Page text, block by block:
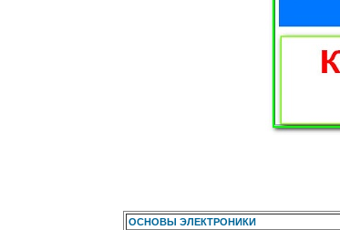
ОСНОВЫ ЭЛЕКТРОНИКИ